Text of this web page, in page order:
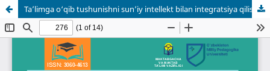
Ta’limga o‘qib tushunishni sun’iy intellekt bilan integratsiya qilish imkoniyatlari va pedagogik strategiyalari